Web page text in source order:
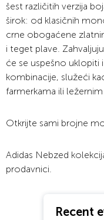
šest različitih verzija
širok: od klasičnih
crne obogaćene
i teget plave.
će se uspešno uklopiti
kombinacije, služeći
farmerkama ili
Otkrijte sami brojne
Adidas Nebzed
prodavnici.
Recent